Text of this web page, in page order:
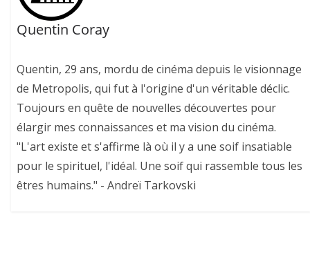
Quentin Coray
Quentin, 29 ans, mordu de cinéma depuis le visionnage
de Metropolis, qui fut à l'origine d'un véritable déclic.
Toujours en quête de nouvelles découvertes pour
élargir mes connaissances et ma vision du cinéma.
"L'art existe et s'affirme là où il y a une soif insatiable
pour le spirituel, l'idéal. Une soif qui rassemble tous les
êtres humains." - Andreï Tarkovski